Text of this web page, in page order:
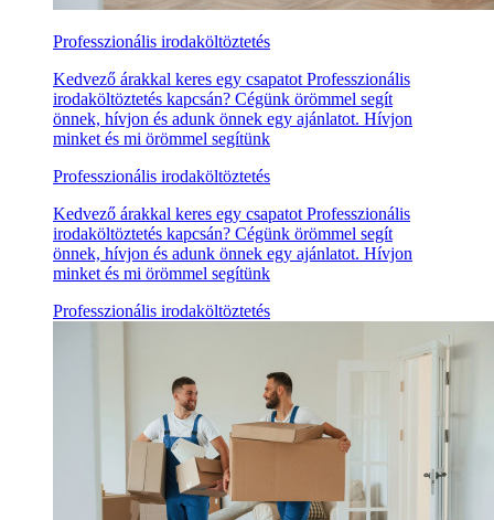
Professzionális irodaköltöztetés
Kedvező árakkal keres egy csapatot Professzionális
irodaköltöztetés kapcsán? Cégünk örömmel segít
önnek, hívjon és adunk önnek egy ajánlatot. Hívjon
minket és mi örömmel segítünk
Professzionális irodaköltöztetés
Kedvező árakkal keres egy csapatot Professzionális
irodaköltöztetés kapcsán? Cégünk örömmel segít
önnek, hívjon és adunk önnek egy ajánlatot. Hívjon
minket és mi örömmel segítünk
Professzionális irodaköltöztetés